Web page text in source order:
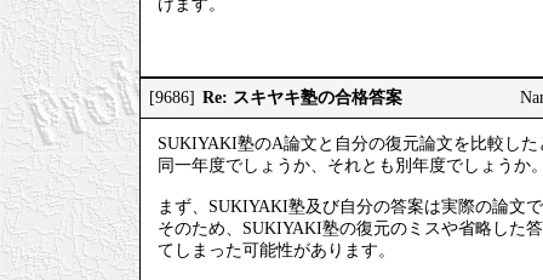
けます。
[9686] Re: スキヤキ塾の合格答案
SUKIYAKI塾のA論文と自分の復元論文を比較し
同一年度でしょうか、それとも別年度でしょうか
まず、SUKIYAKI塾及び自分の答案は実際の論文
そのため、SUKIYAKI塾の復元のミスや省略した
てしまった可能性があります。